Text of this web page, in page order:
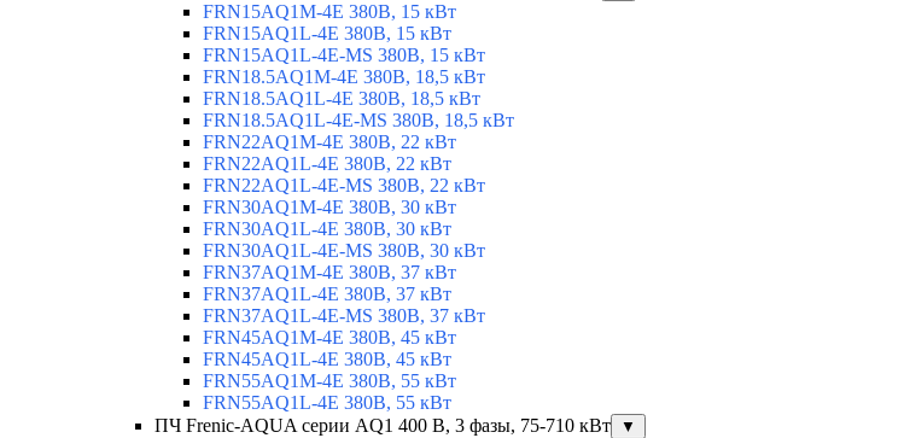
FRN15AQ1M-4E 380В, 15 кВт
FRN15AQ1L-4E 380В, 15 кВт
FRN15AQ1L-4E-MS 380В, 15 кВт
FRN18.5AQ1M-4E 380В, 18,5 кВт
FRN18.5AQ1L-4E 380В, 18,5 кВт
FRN18.5AQ1L-4E-MS 380В, 18,5 кВт
FRN22AQ1M-4E 380В, 22 кВт
FRN22AQ1L-4E 380В, 22 кВт
FRN22AQ1L-4E-MS 380В, 22 кВт
FRN30AQ1M-4E 380В, 30 кВт
FRN30AQ1L-4E 380В, 30 кВт
FRN30AQ1L-4E-MS 380В, 30 кВт
FRN37AQ1M-4E 380В, 37 кВт
FRN37AQ1L-4E 380В, 37 кВт
FRN37AQ1L-4E-MS 380В, 37 кВт
FRN45AQ1M-4E 380В, 45 кВт
FRN45AQ1L-4E 380В, 45 кВт
FRN55AQ1M-4E 380В, 55 кВт
FRN55AQ1L-4E 380В, 55 кВт
ПЧ Frenic-AQUA серии AQ1 400 В, 3 фазы, 75-710 кВт
▼